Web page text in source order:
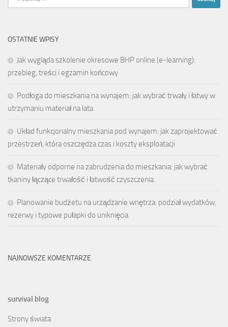
OSTATNIE WPISY
Jak wygląda szkolenie okresowe BHP online (e-learning):
przebieg, treści i egzamin końcowy
Podłoga do mieszkania na wynajem: jak wybrać trwały i łatwy w
utrzymaniu materiał na lata
Układ funkcjonalny mieszkania pod wynajem: jak zaprojektować
przestrzeń, która oszczędza czas i koszty eksploatacji
Materiały odporne na zabrudzenia do mieszkania: jak wybrać
tkaniny łączące trwałość i łatwość czyszczenia
Planowanie budżetu na urządzanie wnętrza: podział wydatków,
rezerwy i typowe pułapki do uniknięcia
NAJNOWSZE KOMENTARZE
survival blog
Strony świata